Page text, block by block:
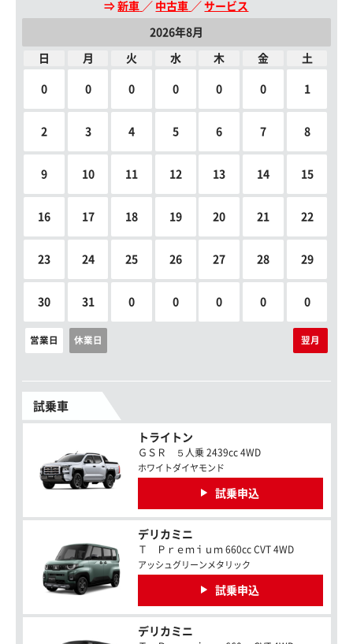
⇒新車 ／ 中古車 ／サービス
2026年8月
日 月 火 水 木 金 土
0 0 0 0 0 0 1
2 3 4 5 6 7 8
9 10 11 12 13 14 15
16 17 18 19 20 21 22
23 24 25 26 27 28 29
30 31 0 0 0 0 0
営業日 休業日 翌月
試乗車
トライトン
ＧＳＲ ５人乗 2439cc 4WD
ホワイトダイヤモンド
試乗申込
デリカミニ
Ｔ Ｐｒｅｍｉｕｍ 660cc CVT 4WD
アッシュグリーンメタリック
試乗申込
デリカミニ